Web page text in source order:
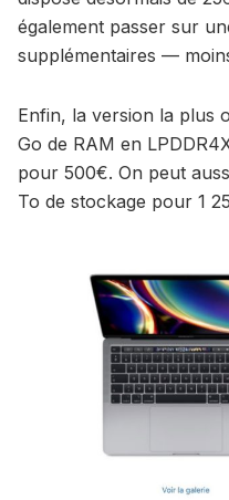
également passer sur
supplémentaires —
Enfin, la version la plus
Go de RAM en
pour 500€. On peut
To de stockage pour 1